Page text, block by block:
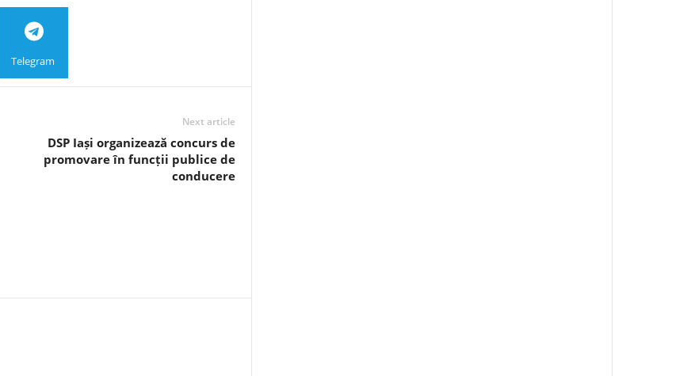
Telegram
Next article
DSP Iași organizează concurs de
promovare în funcții publice de
conducere